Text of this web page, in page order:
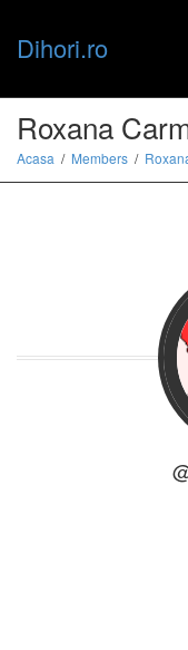
Dihori.ro
Roxana
Acasa Members